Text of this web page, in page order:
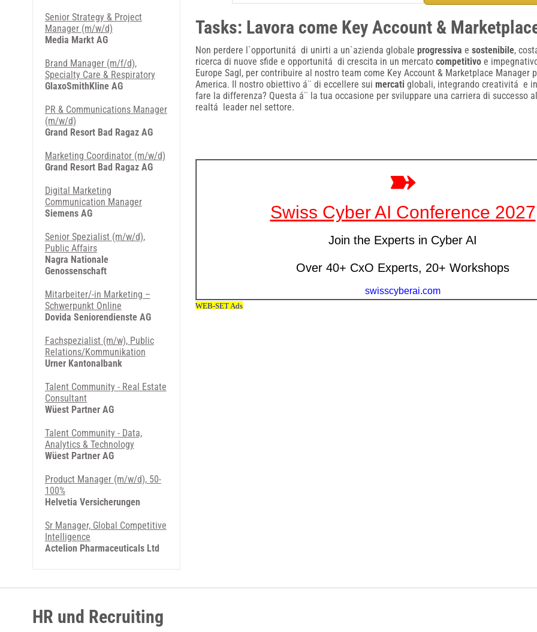
Tasks: Lavora come Key Account &
Non perdere l`opportunitá di unirti a un`azienda globale progressiva e sostenibile,
ricerca di nuove sfide e opportunitá di crescita in un mercato competitivoe
Europe Sagl, per contribuire al nostro team come Key Account & Marketplace Manager
America. Il nostro obiettivo á¨ di eccellere sui mercati globali, integrando creativitá e
fare la differenza? Questa á¨ la tua occasione per sviluppare una carriera di successo
realtá leader nel settore.
Senior Strategy & Project
Manager (m/w/d)
Media Markt AG
Brand Manager (m/f/d),
Specialty Care & Respiratory
GlaxoSmithKline AG
PR & Communications Manager
(m/w/d)
Grand Resort Bad Ragaz AG
Marketing Coordinator (m/w/d)
Grand Resort Bad Ragaz AG
Digital Marketing
Communication Manager
Siemens AG
Senior Spezialist (m/w/d),
Public Affairs
Nagra Nationale
Genossenschaft
Mitarbeiter/-in Marketing –
Schwerpunkt Online
Dovida Seniorendienste AG
Fachspezialist (m/w), Public
Relations/Kommunikation
Urner Kantonalbank
Talent Community - Real Estate
Consultant
Wüest Partner AG
Talent Community - Data,
Analytics & Technology
Wüest Partner AG
Product Manager (m/w/d), 50-
100%
Helvetia Versicherungen
Sr Manager, Global Competitive
Intelligence
Actelion Pharmaceuticals Ltd
HR und Recruiting